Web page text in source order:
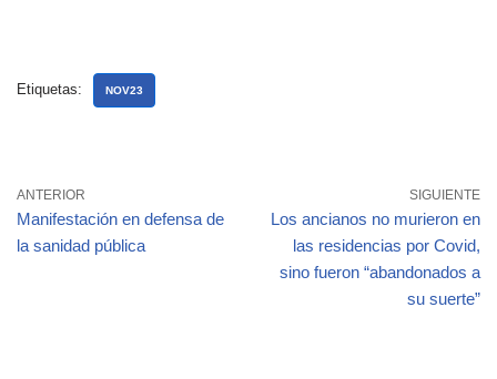
Etiquetas: NOV23
ANTERIOR
Manifestación en defensa de
la sanidad pública
SIGUIENTE
Los ancianos no murieron en
las residencias por Covid,
sino fueron “abandonados a
su suerte”